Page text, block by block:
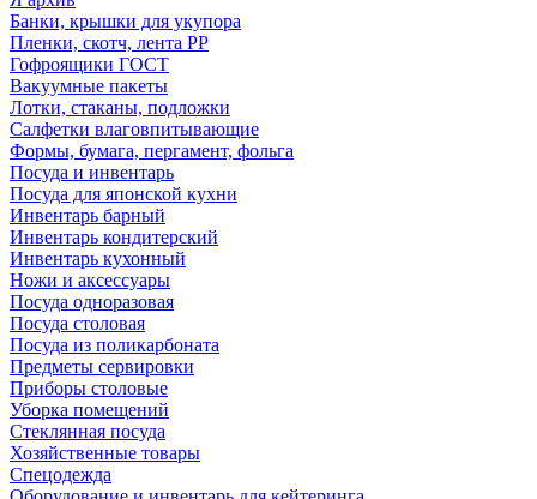
Банки, крышки для укупора
Пленки, скотч, лента РР
Гофроящики ГОСТ
Вакуумные пакеты
Лотки, стаканы, подложки
Салфетки влаговпитывающие
Формы, бумага, пергамент, фольга
Посуда и инвентарь
Посуда для японской кухни
Инвентарь барный
Инвентарь кондитерский
Инвентарь кухонный
Ножи и аксессуары
Посуда одноразовая
Посуда столовая
Посуда из поликарбоната
Предметы сервировки
Приборы столовые
Уборка помещений
Стеклянная посуда
Хозяйственные товары
Спецодежда